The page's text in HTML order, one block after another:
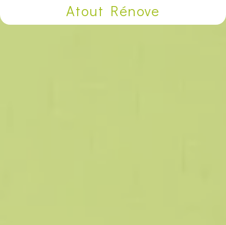
Atout Rénove